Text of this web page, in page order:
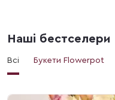
Наші бестселери
Всі Букети Flowerpot